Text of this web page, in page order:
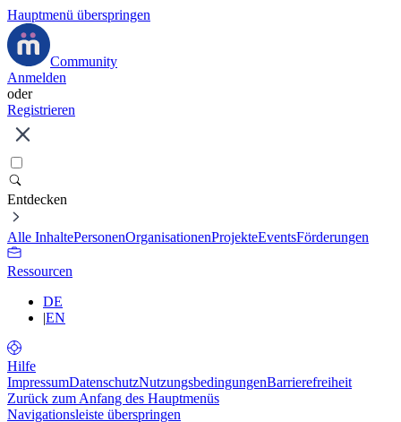
Hauptmenü überspringen
Community
Anmelden
oder
Registrieren
Entdecken
Alle InhaltePersonenOrganisationenProjekteEventsFörderungen
Ressourcen
DE
|EN
Hilfe
ImpressumDatenschutzNutzungsbedingungenBarrierefreiheit
Zurück zum Anfang des Hauptmenüs
Navigationsleiste überspringen